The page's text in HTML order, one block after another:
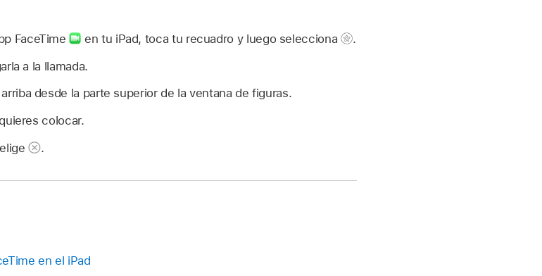
FaceTime en tu iPad, toca tu recuadro y luego selecciona
.
a la llamada.
desde la parte superior de la ventana de figuras.
colocar.
elige
.
en el iPad